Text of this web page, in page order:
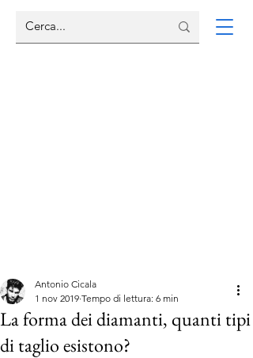
La forma dei diamanti, quanti tipi
di taglio esistono?
Antonio Cicala
1 nov 2019 Tempo di lettura: 6 min